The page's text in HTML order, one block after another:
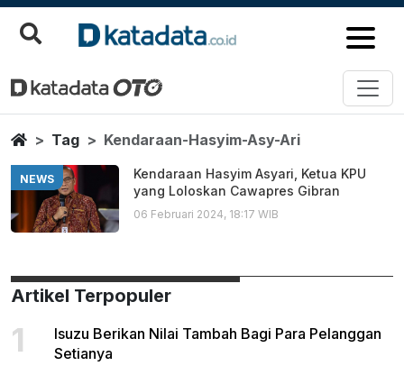
Kendaraan Hasyim Asy Ari
Berita Terbaru
HomeTag Kendaraan-Hasyim-Asy-Ari
NEWS
Kendaraan Hasyim Asyari, Ketua KPU
yang Loloskan Cawapres Gibran
06 Februari 2024, 18:17 WIB
Artikel Terpopuler
1
Isuzu Berikan Nilai Tambah Bagi Para Pelanggan
Setianya